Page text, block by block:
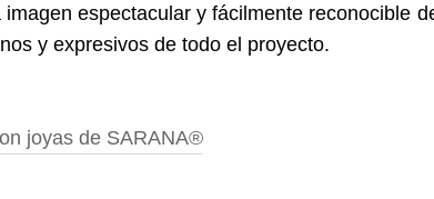
espectacular y fácilmente reconocible
y expresivos de todo el proyecto.